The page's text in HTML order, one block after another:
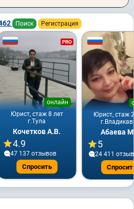
Поиск Регистрация
PRO
Юрист, стаж 8 лет
онлайн
г.Тула
Кочетков А.В.
4.9
47 137 отзывов
Спросить
Юрист, стаж
Абаева
5
24 411